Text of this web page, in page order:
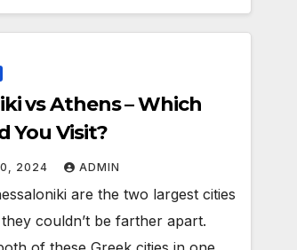
vs Athens – Which
You Visit?
2024 ADMIN
are the two largest cities
couldn’t be farther apart.